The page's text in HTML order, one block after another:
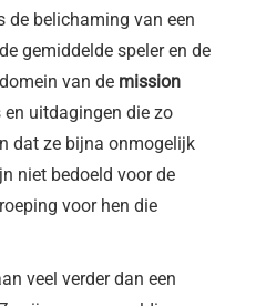
de belichaming van een
gemiddelde speler en de
van de mission
en uitdagingen die zo
dat ze bijna onmogelijk
niet bedoeld voor de
voor hen die
veel verder dan een